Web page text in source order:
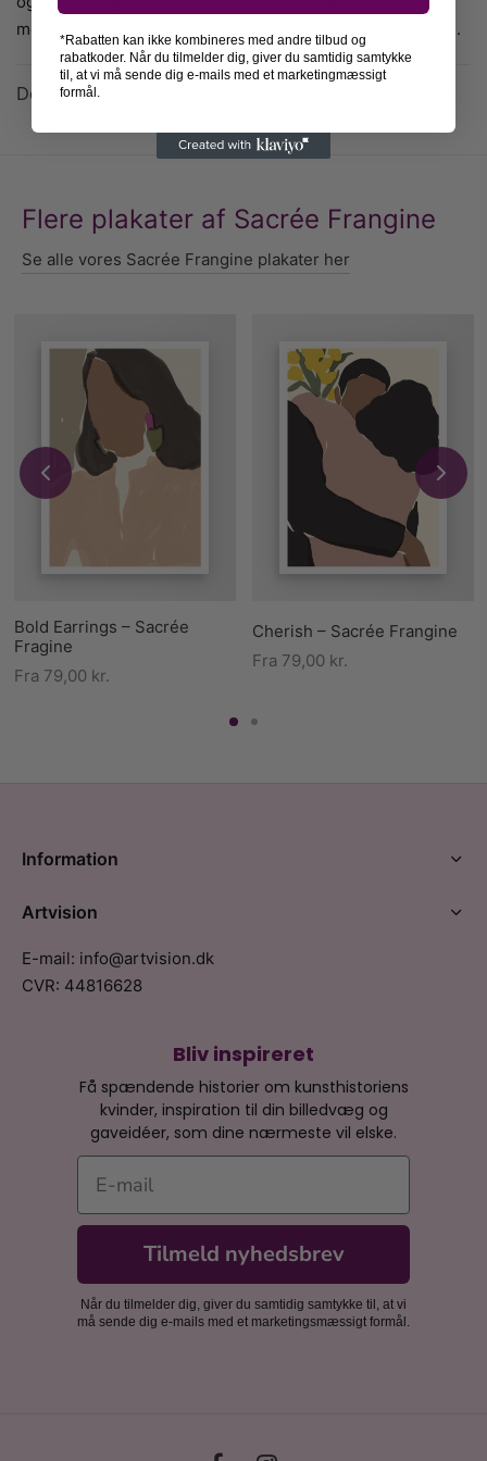
men vil pynte hele året rundt i din stue eller soveværelse.
Detaljer
Flere plakater af Sacrée Frangine
Se alle vores Sacrée Frangine plakater her
Bold Earrings – Sacrée
Fragine
Fra 79,00 kr.
Cherish – Sacrée Frangine
Fra 79,00 kr.
Bliv inspireret
Få spændende historier om kunsthistoriens
kvinder, inspiration til din billedvæg og
gaveidéer, som dine nærmeste vil elske.
E-mail
Tilmeld nyhedsbrev
Når du tilmelder dig, giver du samtidig samtykke til, at vi
må sende dig e-mails med et marketingsmæssigt formål.
Information
Artvision
E-mail: info@artvision.dk
CVR: 44816628
*Rabatten kan ikke kombineres med andre tilbud og
rabatkoder. Når du tilmelder dig, giver du samtidig samtykke
til, at vi må sende dig e-mails med et marketingmæssigt
formål.